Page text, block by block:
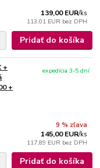
139,00 EUR/ks
113,01 EUR bez DPH
Pridať do košíka
+
+
9 % zľava
145,00 EUR/ks
117,89 EUR bez DPH
expedícia 3-5 dní
Pridať do košíka